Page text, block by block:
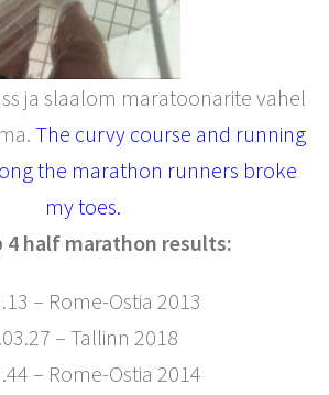
ja slaalom maratoonarite vahel
The curvy course and running
the marathon runners broke
my toes.
4 half marathon results:
– Rome-Ostia 2013
– Tallinn 2018
– Rome-Ostia 2014